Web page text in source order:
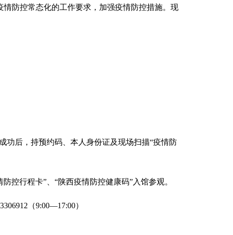
防控常态化的工作要求，加强疫情防控措施。现
功后，持预约码、本人身份证及现场扫描“疫情防
控行程卡”、“陕西疫情防控健康码”入馆参观。
（9:00—17:00）